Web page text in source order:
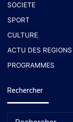
SOCIETE
SPORT
CULTURE
ACTU DES REGIONS
PROGRAMMES
Rechercher